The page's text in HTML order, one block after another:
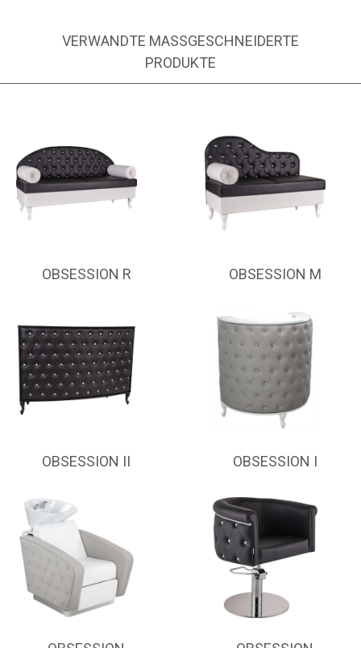
VERWANDTE MASSGESCHNEIDERTE P
RODUKTE
OBSESSION R OBSESSION M
OBSESSION II OBSESSION I